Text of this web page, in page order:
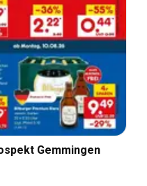
Gemmingen